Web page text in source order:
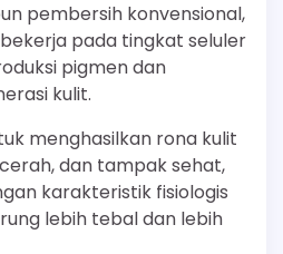
pembersih konvensional,
pada tingkat seluler
pigmen dan
kulit.
menghasilkan rona kulit
dan tampak sehat,
karakteristik fisiologis
lebih tebal dan lebih